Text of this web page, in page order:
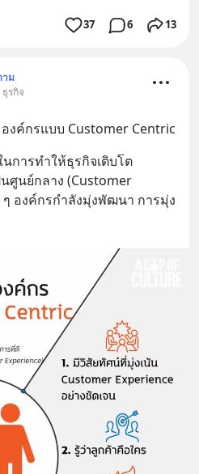
37 6 13
าม
รกิจ
งค์กรแบบ Customer Centric
การทำให้ธุรกิจเติบโต
ศูนย์กลาง (Customer
ๆ องค์กรกำลังมุ่งพัฒนา การมุ่ง